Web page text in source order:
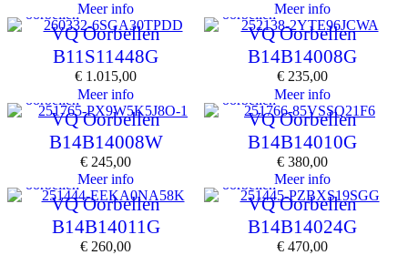
Meer info
Meer info
oorbellen
VQ Oorbellen
B11S11448G
€ 1.015,00
Meer info
oorbellen
VQ Oorbellen
B14B14008G
€ 235,00
Meer info
oorbellen
VQ Oorbellen
B14B14008W
€ 245,00
Meer info
oorbellen
VQ Oorbellen
B14B14010G
€ 380,00
Meer info
oorbellen
VQ Oorbellen
B14B14011G
€ 260,00
oorbellen
VQ Oorbellen
B14B14024G
€ 470,00